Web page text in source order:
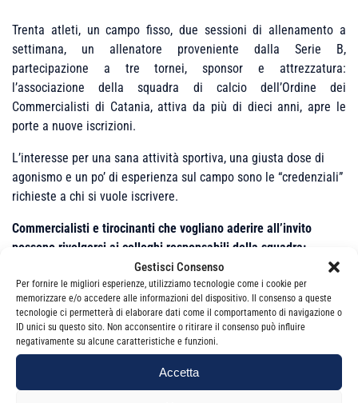
Gestisci Consenso
Per fornire le migliori esperienze, utilizziamo tecnologie come i cookie per
memorizzare e/o accedere alle informazioni del dispositivo. Il consenso a queste
tecnologie ci permetterà di elaborare dati come il comportamento di navigazione o
ID unici su questo sito. Non acconsentire o ritirare il consenso può influire
negativamente su alcune caratteristiche e funzioni.
Accetta
Trenta atleti, un campo fisso, due sessioni di allenamento a
settimana, un allenatore proveniente dalla Serie B,
partecipazione a tre tornei, sponsor e attrezzatura:
l’associazione della squadra di calcio dell’Ordine dei
Commercialisti di Catania, attiva da più di dieci anni, apre le
porte a nuove iscrizioni.
L’interesse per una sana attività sportiva, una giusta dose di
agonismo e un po’ di esperienza sul campo sono le “credenziali”
richieste a chi si vuole iscrivere.
Commercialisti e tirocinanti che vogliano aderire all’invito
possono rivolgersi ai colleghi responsabili della squadra:
– Dott. Mario Finocchiaro (tel. 328-6272110,
studio.finocchiaro@virgilio.it);
– Dott. Domenico La Porta (tel. 347-3552697;dolapo@tin.it
– Dott.Alessandro Torrisi (tel. 329-6361635;
studiotorrisi@tiscali.it